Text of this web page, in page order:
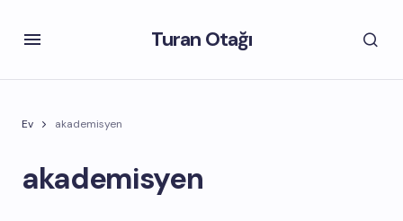
Turan Otağı
Ev akademisyen
akademisyen